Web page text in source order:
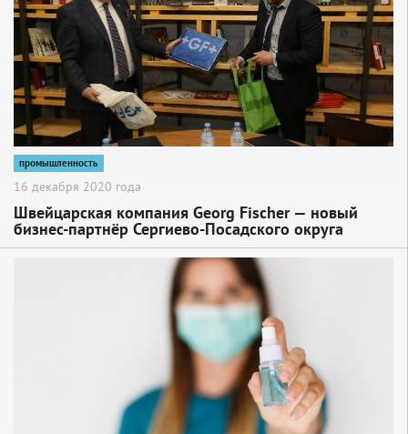
промышленность
16 декабря 2020 года
Швейцарская компания Georg Fischer — новый
бизнес-партнёр Сергиево-Посадского округа